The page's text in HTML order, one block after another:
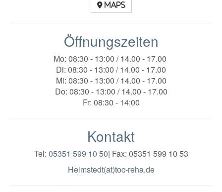
Maps
Öffnungszeiten
Mo: 08:30 - 13:00 / 14.00 - 17.00
Di: 08:30 - 13:00 / 14.00 - 17.00
Mi: 08:30 - 13:00 / 14.00 - 17.00
Do: 08:30 - 13:00 / 14.00 - 17.00
Fr: 08:30 - 14:00
Kontakt
Tel: 05351 599 10 50| Fax: 05351 599 10 53
Helmstedt(at)toc-reha.de